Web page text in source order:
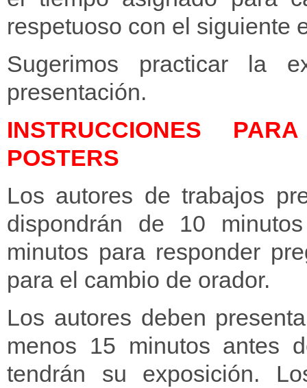
respetuoso con el siguiente
Sugerimos practicar la
presentación.
INSTRUCCIONES
POSTERS
Los autores de trabajos
dispondrán de 10
minutos para responder
para el cambio de orador.
Los autores deben
menos 15 minutos antes
tendrán su exposición.